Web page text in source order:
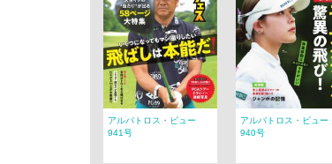
アルバトロス・ビュー
941号
アルバトロス・ビュー
940号